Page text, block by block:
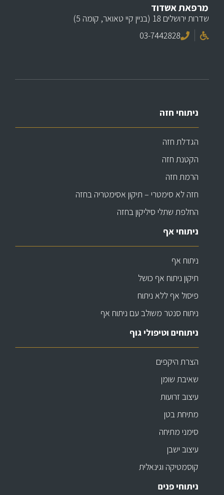
מרפאת אשדוד
שדרות ירושלים 18 (בניין קיי טאואר, קומה 5)
03-7442828
ניתוחי חזה
הגדלת חזה
הקטנת חזה
הרמת חזה
חזה לא סימטרי – תיקון אסימטריה בחזה
החלפת שתלי סיליקון בחזה
ניתוחי אף
ניתוח אף
תיקון ניתוח אף כושל
פיסול אף ללא ניתוח
ניתוח סנטר משולב עם ניתוח אף
ניתוחים וטיפולי גוף
הצרת היקפים
שאיבת שומן
עיצוב זרועות
מתיחת בטן
סימני מתיחה
עיצוב ישבן
קוסמטיקה וגינאלית
ניתוחי פנים